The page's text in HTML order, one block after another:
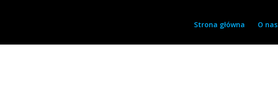
Strona główna O nas